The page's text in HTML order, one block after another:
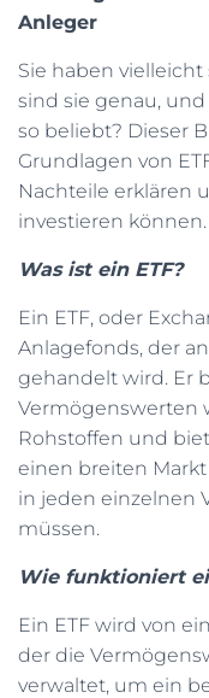
Anleger
Sie haben vielleicht
sind sie genau,
so beliebt? Dieser
Grundlagen von
Nachteile erklären
investieren können.
Was ist ein ETF?
Ein ETF, oder
Anlagefonds, der
gehandelt wird. Er
Vermögenswerten
Rohstoffen und
einen breiten
in jeden einzelnen
müssen.
Wie funktioniert
Ein ETF wird von
der die
verwaltet, um ein